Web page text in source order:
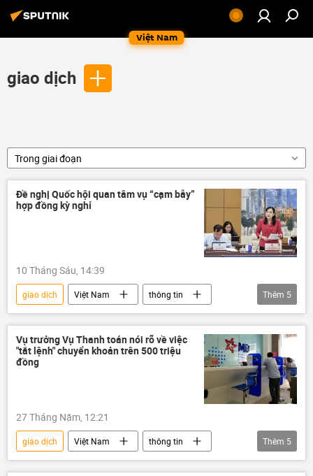
Việt Nam
giao dịch
Trong giai đoạn
Đề nghị Quốc hội quan tâm vụ “cạm bẫy”
hợp đồng kỳ nghỉ
10 Tháng Sáu, 14:39
giao dịch Việt Nam
thông tin
lừa đảo
ngân hàng
Quốc hội
Quốc hội Việt Nam
Pháp luật
Thêm 5
Vụ trưởng Vụ Thanh toán nói rõ về việc
"tắt lệnh" chuyển khoản trên 500 triệu
đồng
27 Tháng Năm, 12:21
giao dịch Việt Nam
thông tin
An ninh thông tin
ngân hàng
Thêm 5